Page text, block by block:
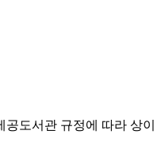
도서관 규정에 따라 상이